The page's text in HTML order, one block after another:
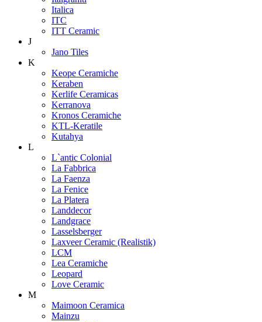
Italica
ITC
ITT Ceramic
J
Jano Tiles
K
Keope Ceramiche
Keraben
Kerlife Ceramicas
Kerranova
Kronos Ceramiche
KTL-Keratile
Kutahya
L
L`antic Colonial
La Fabbrica
La Faenza
La Fenice
La Platera
Landdecor
Landgrace
Lasselsberger
Laxveer Ceramic (Realistik)
LCM
Lea Ceramiche
Leopard
Love Ceramic
M
Maimoon Ceramica
Mainzu